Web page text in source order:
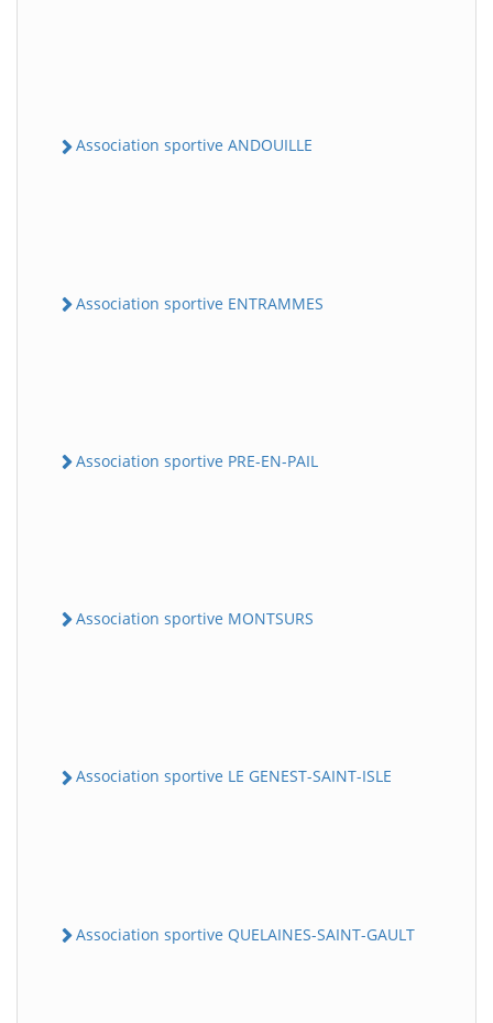
Association sportive ANDOUILLE
Association sportive ENTRAMMES
Association sportive PRE-EN-PAIL
Association sportive MONTSURS
Association sportive LE GENEST-SAINT-ISLE
Association sportive QUELAINES-SAINT-GAULT